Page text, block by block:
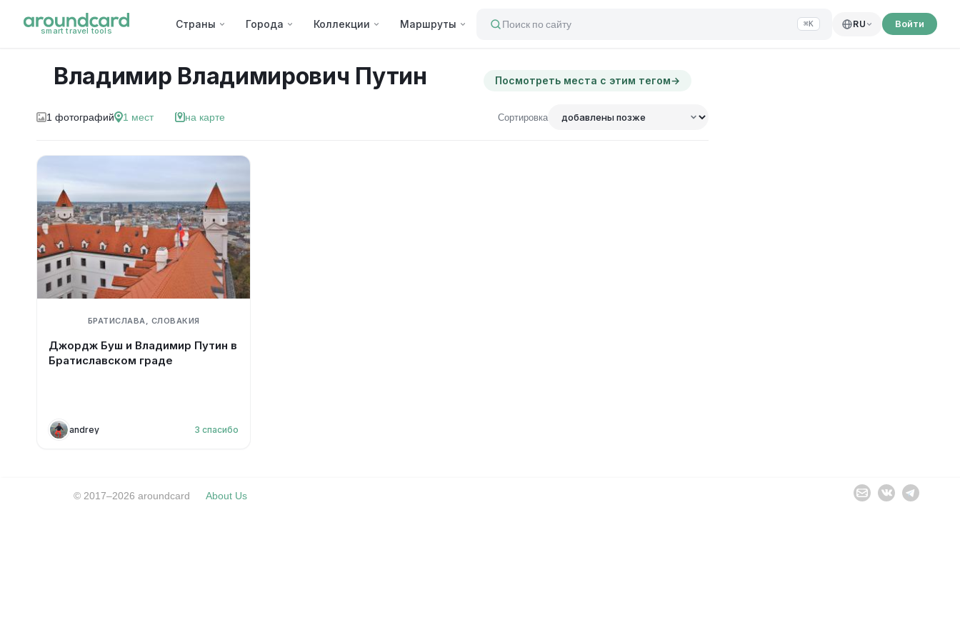
smart travel tools
Страны Города Коллекции Маршруты Поиск по сайту ⌘K RU Войти
Владимир Владимирович Путин Посмотреть места с этим тегом→
1 фотографий 1 мест на карте Сортировка
БРАТИСЛАВА, СЛОВАКИЯ
Джордж Буш и Владимир Путин в
Братиславском граде
andrey 3 спасибо
© 2017–2026 aroundcard About Us